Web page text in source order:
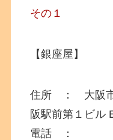
その１
【銀座屋】
住所 ： 大阪
阪駅前第１ビ
電話 ：